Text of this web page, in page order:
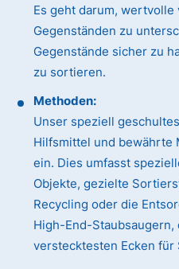
Es geht darum,
Gegenständen zu
Gegenstände sicher zu
zu sortieren.
Methoden:
Unser speziell
Hilfsmittel und bewährte
ein. Dies umfasst
Objekte, gezielte
Recycling oder die
High-End-Staubsaugern,
verstecktesten Ecken für